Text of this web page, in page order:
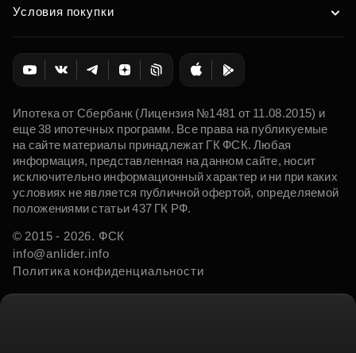
Условия покупки
Ипотека от Сбербанк (Лицензия №1481 от 11.08.2015) и
еще 38 ипотечных программ. Все права на публикуемые
на сайте материалы принадлежат ГК ФСК. Любая
информация, представленная на данном сайте, носит
исключительно информационный характер и ни при каких
условиях не является публичной офертой, определяемой
положениями статьи 437 ГК РФ.
© 2015 - 2026. ФСК
info@anlider.info
Политика конфиденциальности